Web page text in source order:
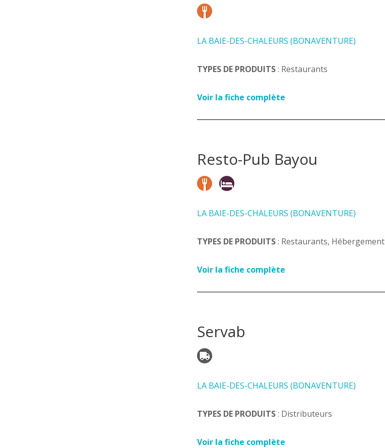
LA BAIE-DES-CHALEURS (BONAVENTURE)
TYPES DE PRODUITS: Restaurants
Voir la fiche complète
Resto-Pub Bayou
LA BAIE-DES-CHALEURS (BONAVENTURE)
TYPES DE PRODUITS: Restaurants, Hébergement
Voir la fiche complète
Servab
LA BAIE-DES-CHALEURS (BONAVENTURE)
TYPES DE PRODUITS: Distributeurs
Voir la fiche complète